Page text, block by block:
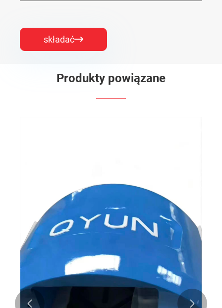
składać
Produkty powiązane
 